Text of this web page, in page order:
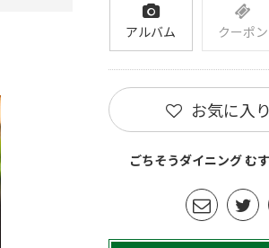
アルバム クーポン
お気に入
ごちそうダイニング む